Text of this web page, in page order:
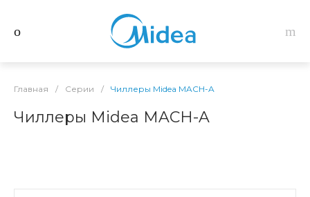
Главная / Серии / Чиллеры Midea MACH-A
Чиллеры Midea MACH-A